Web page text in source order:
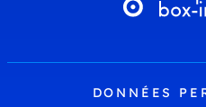
DONNÉES